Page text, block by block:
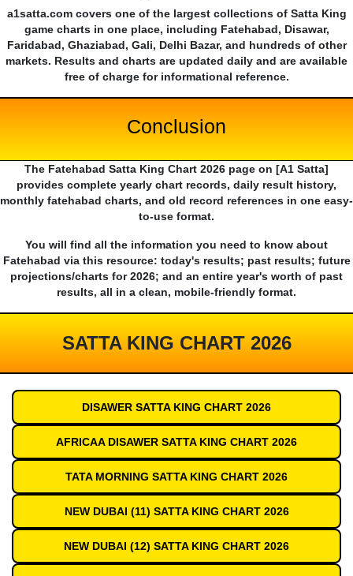
a1satta.com covers one of the largest collections of Satta King
game charts in one place, including Fatehabad, Disawar,
Faridabad, Ghaziabad, Gali, Delhi Bazar, and hundreds of other
markets. Results and charts are updated daily and are available
free of charge for informational reference.
Conclusion
The Fatehabad Satta King Chart 2026 page on [A1 Satta]
provides complete yearly chart records, daily result history,
monthly fatehabad charts, and old record references in one easy-
to-use format.
You will find all the information you need to know about
Fatehabad via this resource: today's results; past results; future
projections/charts for 2026; and an entire year's worth of past
results, all in a clean, mobile-friendly format.
SATTA KING CHART 2026
DISAWER SATTA KING CHART 2026
AFRICAA DISAWER SATTA KING CHART 2026
TATA MORNING SATTA KING CHART 2026
NEW DUBAI (11) SATTA KING CHART 2026
NEW DUBAI (12) SATTA KING CHART 2026